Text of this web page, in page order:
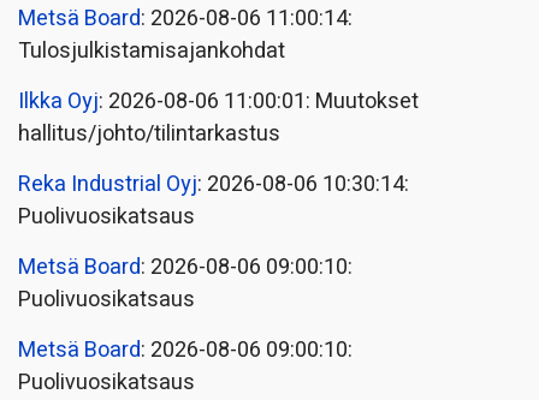
Metsä Board: 2026-08-06 11:00:14:
Tulosjulkistamisajankohdat
Ilkka Oyj: 2026-08-06 11:00:01: Muutokset
hallitus/johto/tilintarkastus
Reka Industrial Oyj: 2026-08-06 10:30:14:
Puolivuosikatsaus
Metsä Board: 2026-08-06 09:00:10:
Puolivuosikatsaus
Metsä Board: 2026-08-06 09:00:10:
Puolivuosikatsaus